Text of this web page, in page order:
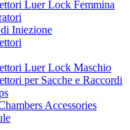
Luer Lock Femmina
Iniezione
Luer Lock Maschio
per Sacche e Raccordi
Accessories